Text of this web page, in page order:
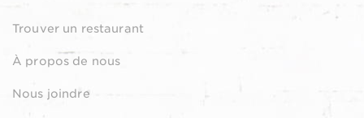
Trouver un restaurant
À propos de nous
Nous joindre